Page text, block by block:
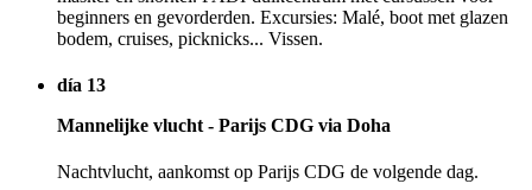
beginners en gevorderden. Excursies: Malé, boot met glazen
bodem, cruises, picknicks... Vissen.
día 13
Mannelijke vlucht - Parijs CDG via Doha
Nachtvlucht, aankomst op Parijs CDG de volgende dag.